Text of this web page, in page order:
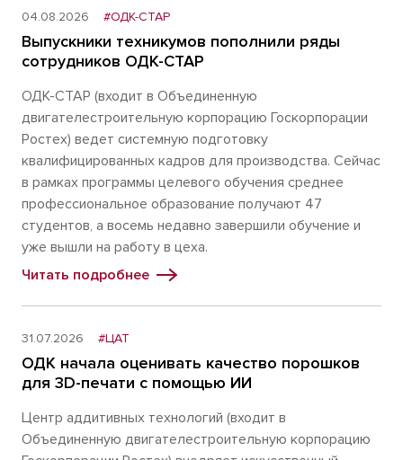
04.08.2026 #ОДК-СТАР
Выпускники техникумов пополнили ряды
сотрудников ОДК-СТАР
ОДК-СТАР (входит в Объединенную
двигателестроительную корпорацию Госкорпорации
Ростех) ведет системную подготовку
квалифицированных кадров для производства. Сейчас
в рамках программы целевого обучения среднее
профессиональное образование получают 47
студентов, а восемь недавно завершили обучение и
уже вышли на работу в цеха.
Читать подробнее
31.07.2026 #ЦАТ
ОДК начала оценивать качество порошков
для 3D-печати с помощью ИИ
Центр аддитивных технологий (входит в
Объединенную двигателестроительную корпорацию